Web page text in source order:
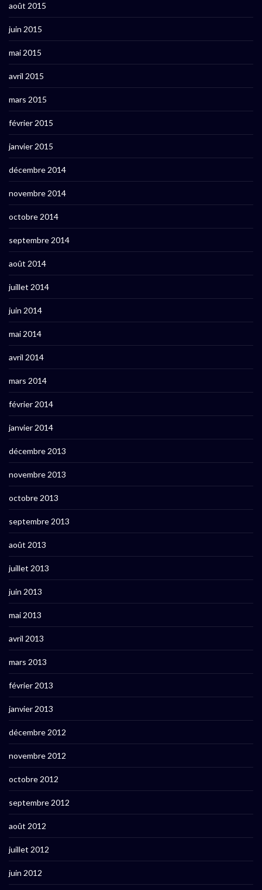
août 2015
juin 2015
mai 2015
avril 2015
mars 2015
février 2015
janvier 2015
décembre 2014
novembre 2014
octobre 2014
septembre 2014
août 2014
juillet 2014
juin 2014
mai 2014
avril 2014
mars 2014
février 2014
janvier 2014
décembre 2013
novembre 2013
octobre 2013
septembre 2013
août 2013
juillet 2013
juin 2013
mai 2013
avril 2013
mars 2013
février 2013
janvier 2013
décembre 2012
novembre 2012
octobre 2012
septembre 2012
août 2012
juillet 2012
juin 2012